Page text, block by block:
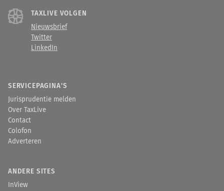
TAXLIVE VOLGEN
Nieuwsbrief
Twitter
LinkedIn
SERVICEPAGINA'S
Jurisprudentie melden
Over TaxLive
Contact
Colofon
Adverteren
ANDERE SITES
InView